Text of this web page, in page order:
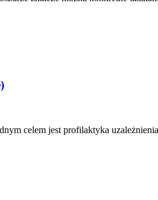
celem jest profilaktyka